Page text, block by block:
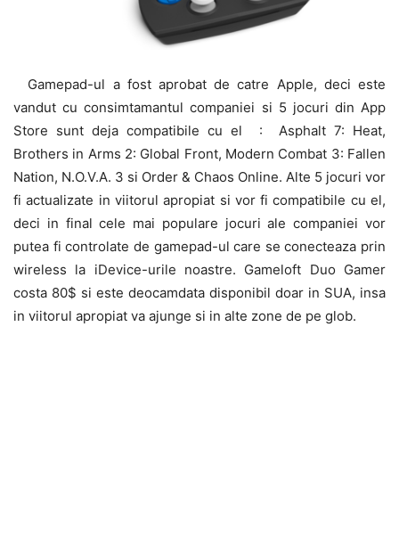
Gamepad-ul a fost aprobat de catre Apple, deci este
vandut cu consimtamantul companiei si 5 jocuri din App
Store sunt deja compatibile cu el : Asphalt 7: Heat,
Brothers in Arms 2: Global Front, Modern Combat 3: Fallen
Nation, N.O.V.A. 3 si Order & Chaos Online. Alte 5 jocuri vor
fi actualizate in viitorul apropiat si vor fi compatibile cu el,
deci in final cele mai populare jocuri ale companiei vor
putea fi controlate de gamepad-ul care se conecteaza prin
wireless la iDevice-urile noastre. Gameloft Duo Gamer
costa 80$ si este deocamdata disponibil doar in SUA, insa
in viitorul apropiat va ajunge si in alte zone de pe glob.